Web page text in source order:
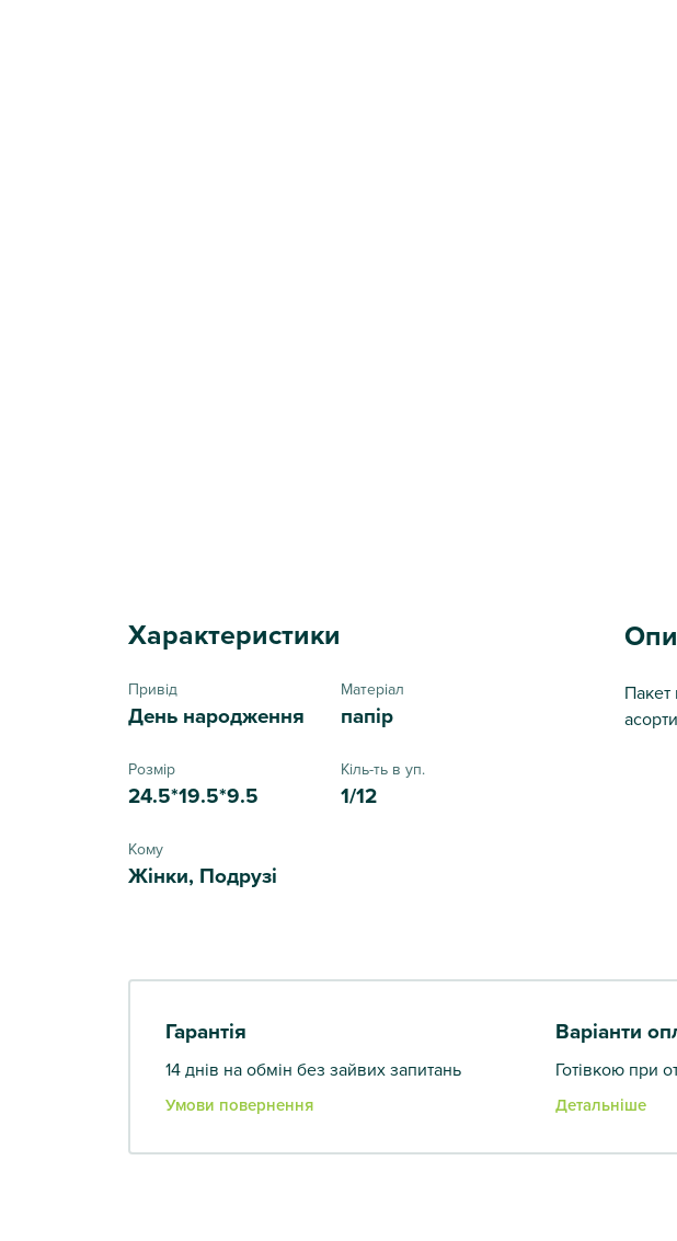
Характеристики
Привід
День народження
Матеріал
папір
Розмір
24.5*19.5*9.5
Кіль-ть в уп.
1/12
Кому
Жінки, Подрузі
Пакет
Гарантія
14 днів на обмін без зайвих запитань
Умови повернення
Варіанти
Готівкою при
Детальніше